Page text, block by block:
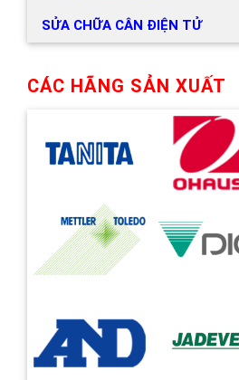
SỬA CHỮA CÂN ĐIỆN TỬ
CÁC HÃNG SẢN XUẤT